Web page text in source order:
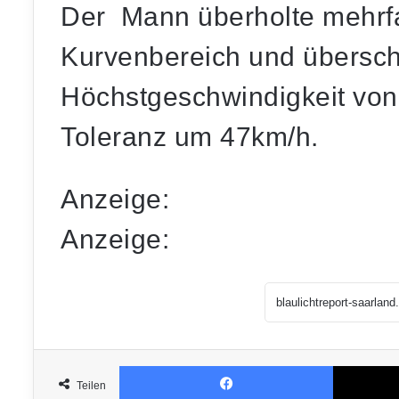
Der Mann überholte
Kurvenbereich und
Höchstgeschwindigkeit
Toleranz um 47km/h.
Anzeige:
Anzeige:
Teilen
Facebook